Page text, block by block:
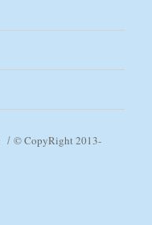
© CopyRight 2013-